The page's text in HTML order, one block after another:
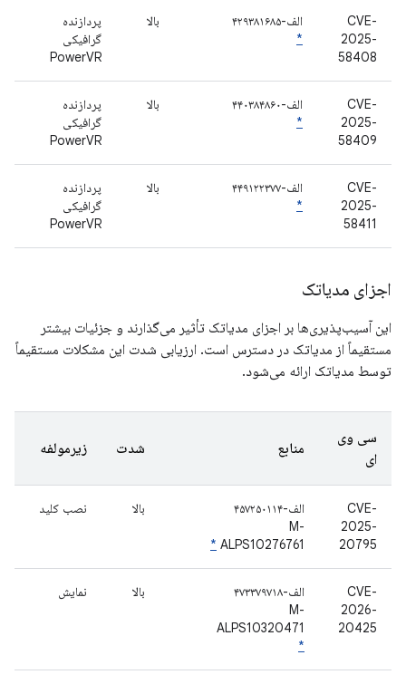
CVE-
2025-
58408
الف-۴۲۹۳۸۱۶۸۵
*
بالا
پردازنده
گرافیکی
PowerVR
CVE-
2025-
58409
الف-۴۴۰۳۸۴۸۶۰
*
بالا
پردازنده
گرافیکی
PowerVR
CVE-
2025-
58411
الف-۴۴۹۱۲۲۳۷۷
*
بالا
پردازنده
گرافیکی
PowerVR
اجزای مدیاتک
این آسیب‌پذیری‌ها بر اجزای مدیاتک تأثیر می‌گذارند و جزئیات بیشتر
مستقیماً از مدیاتک در دسترس است. ارزیابی شدت این مشکلات مستقیماً
توسط مدیاتک ارائه می‌شود.
سی وی
ای
منابع شدت زیرمولفه
CVE-
2025-
20795
الف-۴۵۷۲۵۰۱۱۴
M-
ALPS10276761
*
بالا نصب کلید
CVE-
2026-
20425
الف-۴۷۳۳۷۹۷۱٨
M-
ALPS10320471
*
بالا نمایش